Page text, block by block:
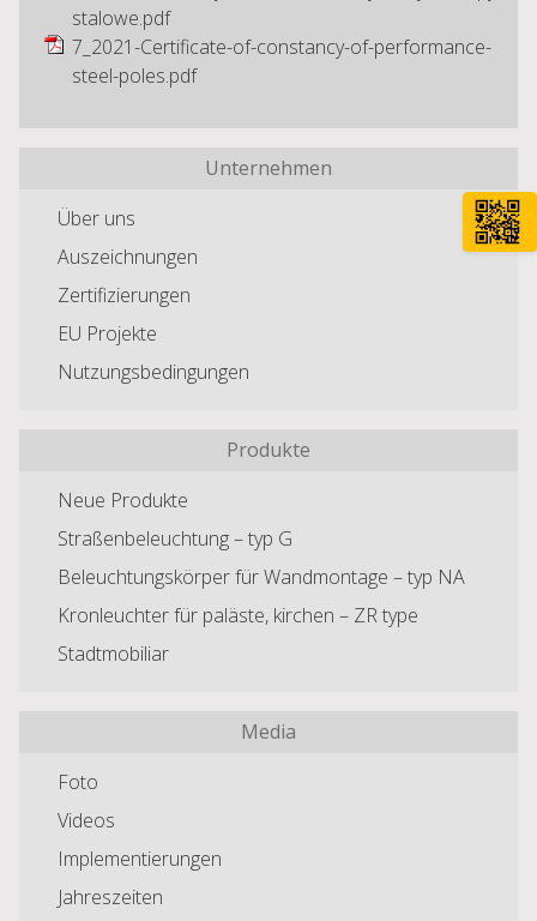
stalowe.pdf
7_2021-Certificate-of-constancy-of-performance-
steel-poles.pdf
Unternehmen
Über uns
Auszeichnungen
Zertifizierungen
EU Projekte
Nutzungsbedingungen
Produkte
Neue Produkte
Straßenbeleuchtung – typ G
Beleuchtungskörper für Wandmontage – typ NA
Kronleuchter für paläste, kirchen – ZR type
Stadtmobiliar
Media
Foto
Videos
Implementierungen
Jahreszeiten